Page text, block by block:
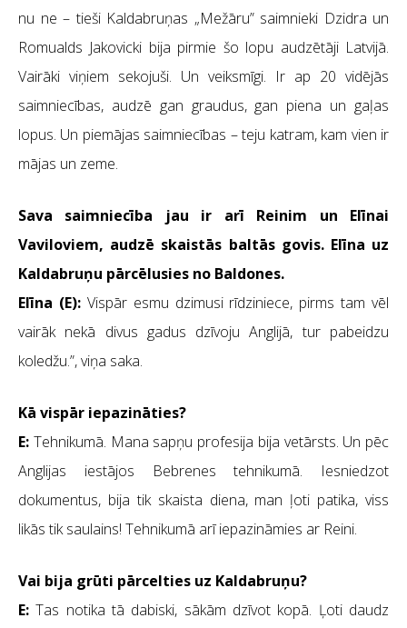
nu ne – tieši Kaldabruņas „Mežāru” saimnieki Dzidra un
Romualds Jakovicki bija pirmie šo lopu audzētāji Latvijā.
Vairāki viņiem sekojuši. Un veiksmīgi. Ir ap 20 vidējās
saimniecības, audzē gan graudus, gan piena un gaļas
lopus. Un piemājas saimniecības – teju katram, kam vien ir
mājas un zeme.
Sava saimniecība jau ir arī Reinim un Elīnai
Vaviloviem, audzē skaistās baltās govis. Elīna uz
Kaldabruņu pārcēlusies no Baldones.
Elīna (E): Vispār esmu dzimusi rīdziniece, pirms tam vēl
vairāk nekā divus gadus dzīvoju Anglijā, tur pabeidzu
koledžu.”, viņa saka.
Kā vispār iepazināties?
E: Tehnikumā. Mana sapņu profesija bija vetārsts. Un pēc
Anglijas iestājos Bebrenes tehnikumā. Iesniedzot
dokumentus, bija tik skaista diena, man ļoti patika, viss
likās tik saulains! Tehnikumā arī iepazināmies ar Reini.
Vai bija grūti pārcelties uz Kaldabruņu?
E: Tas notika tā dabiski, sākām dzīvot kopā. Ļoti daudz